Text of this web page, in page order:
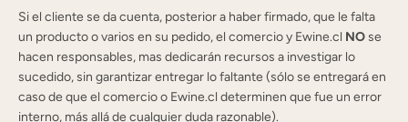
Si el cliente se da cuenta, posterior a haber firmado, que le falta
un producto o varios en su pedido, el comercio y Ewine.cl NOse
hacen responsables, mas dedicarán recursos a investigar lo
sucedido, sin garantizar entregar lo faltante (sólo se entregará en
caso de que el comercio o Ewine.cl determinen que fue un error
interno, más allá de cualquier duda razonable).